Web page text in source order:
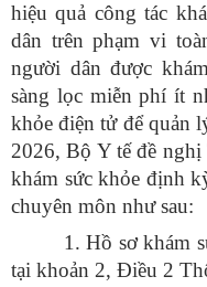
hiệu quả công tác
dân trên phạm vi
người dân được
sàng lọc miễn phí ít
khỏe điện tử để quản
2026, Bộ Y tế đề
khám sức khỏe định
chuyên môn như sau:
1. Hồ sơ khám
tại khoản 2, Điều 2